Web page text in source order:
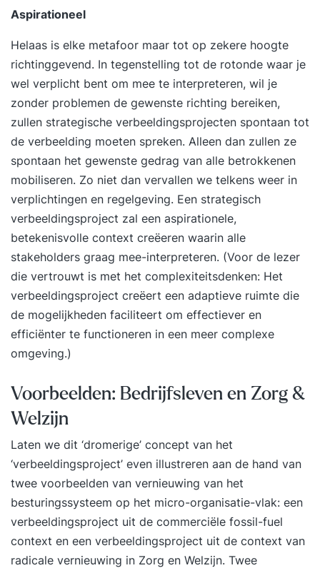
Aspirationeel
Helaas is elke metafoor maar tot op zekere hoogte
richtinggevend. In tegenstelling tot de rotonde waar je
wel verplicht bent om mee te interpreteren, wil je
zonder problemen de gewenste richting bereiken,
zullen strategische verbeeldingsprojecten spontaan tot
de verbeelding moeten spreken. Alleen dan zullen ze
spontaan het gewenste gedrag van alle betrokkenen
mobiliseren. Zo niet dan vervallen we telkens weer in
verplichtingen en regelgeving. Een strategisch
verbeeldingsproject zal een aspirationele,
betekenisvolle context creëeren waarin alle
stakeholders graag mee-interpreteren. (Voor de lezer
die vertrouwt is met het complexiteitsdenken: Het
verbeeldingsproject creëert een adaptieve ruimte die
de mogelijkheden faciliteert om effectiever en
efficiënter te functioneren in een meer complexe
omgeving.)
Voorbeelden: Bedrijfsleven en Zorg &
Welzijn
Laten we dit ‘dromerige’ concept van het
‘verbeeldingsproject’ even illustreren aan de hand van
twee voorbeelden van vernieuwing van het
besturingssysteem op het micro-organisatie-vlak: een
verbeeldingsproject uit de commerciële fossil-fuel
context en een verbeeldingsproject uit de context van
radicale vernieuwing in Zorg en Welzijn. Twee